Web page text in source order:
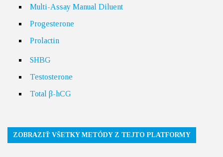
Multi-Assay Manual Diluent
Progesterone
Prolactin
SHBG
Testosterone
Total β-hCG
ZOBRAZIŤ VŠETKY METÓDY Z TEJTO PLATFORMY